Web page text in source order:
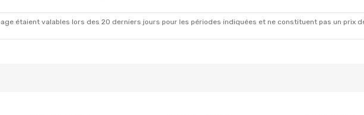
REK
- CPH
étaient valables lors des 20 derniers jours pour les périodes indiquées et ne constituent pas un prix